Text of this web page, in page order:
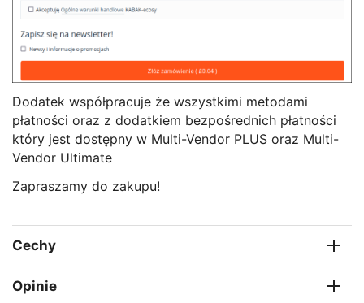
Dodatek współpracuje że wszystkimi metodami
płatności oraz z dodatkiem bezpośrednich płatności
który jest dostępny w Multi-Vendor PLUS oraz Multi-
Vendor Ultimate
Zapraszamy do zakupu!
Cechy
Opinie